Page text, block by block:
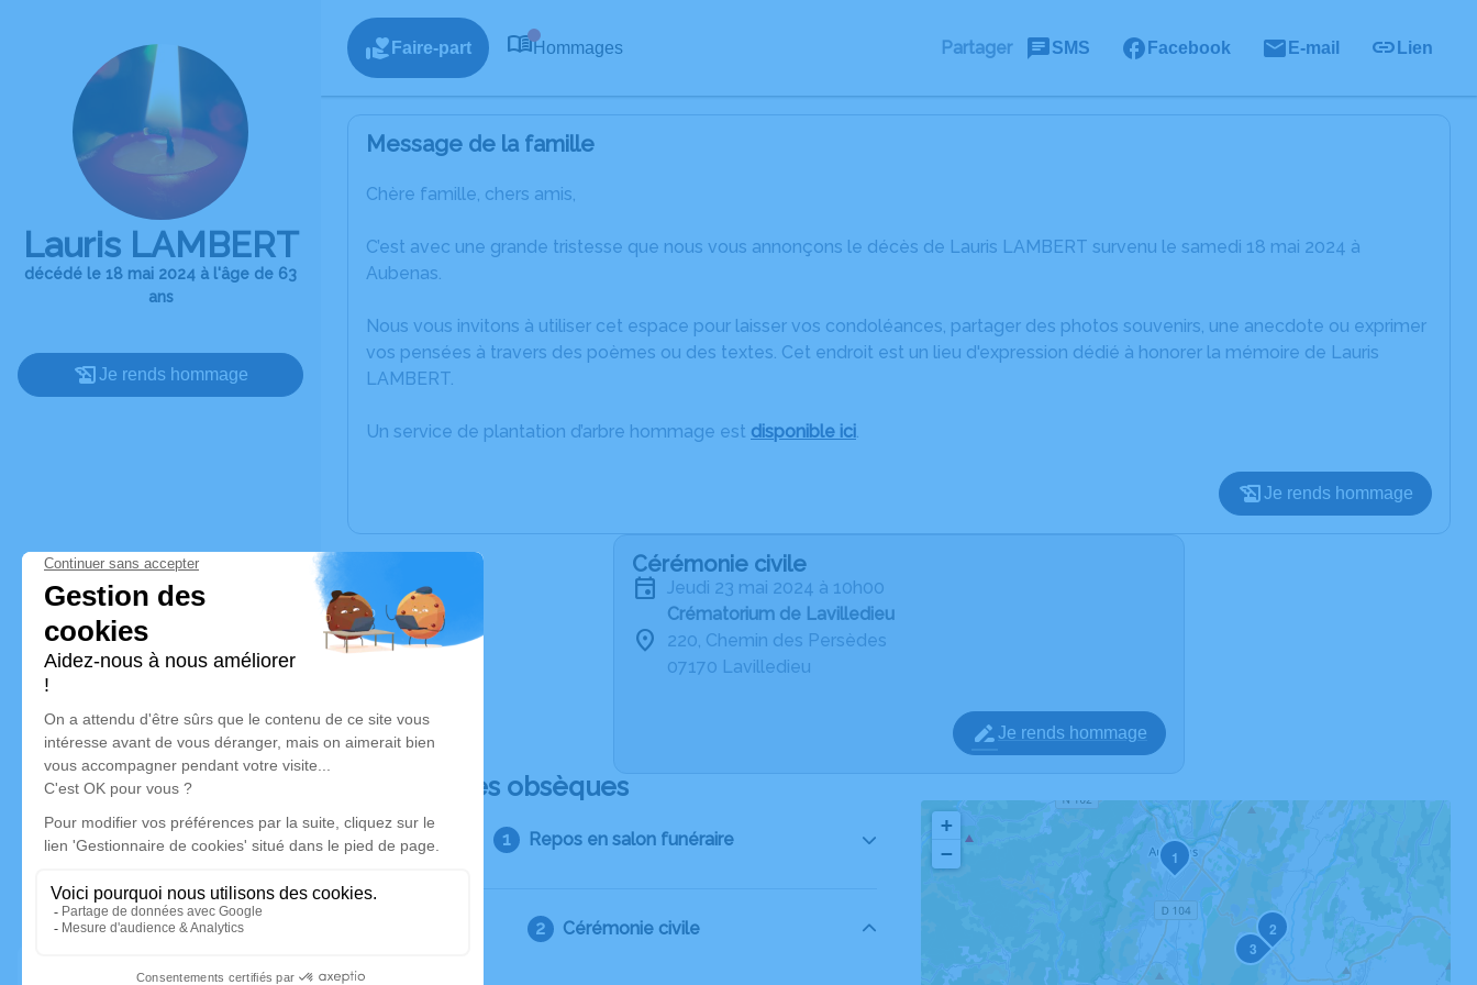
Lauris LAMBERT
décédé le 18 mai 2024 à l'âge de 63
ans
Je rends hommage
Faire-part Hommages Partager SMS Facebook E-mail Lien
Message de la famille
Chère famille, chers amis,
C’est avec une grande tristesse que nous vous annonçons le décès de Lauris LAMBERT survenu le samedi 18 mai 2024 à
Aubenas.
Nous vous invitons à utiliser cet espace pour laisser vos condoléances, partager des photos souvenirs, une anecdote ou exprimer
vos pensées à travers des poèmes ou des textes. Cet endroit est un lieu d'expression dédié à honorer la mémoire de Lauris
LAMBERT.
Un service de plantation d’arbre hommage est disponible ici.
Je rends hommage
Cérémonie civile
jeudi 23 mai 2024 à 10h00
Crématorium de Lavilledieu
220, Chemin des Persèdes
07170 Lavilledieu
Je rends hommage
Déroulé des obsèques
Repos en salon funéraire
Cérémonie civile
1
2
3
+
−